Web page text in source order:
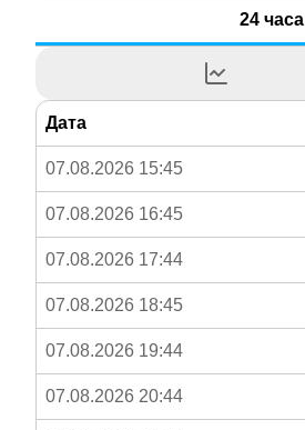
24 часа
Дата
07.08.2026 15:45
07.08.2026 16:45
07.08.2026 17:44
07.08.2026 18:45
07.08.2026 19:44
07.08.2026 20:44